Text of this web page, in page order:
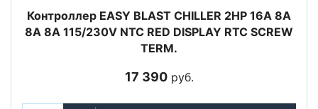
Контроллер EASY BLAST CHILLER 2HP 16A 8A
8A 8A 115/230V NTC RED DISPLAY RTC SCREW
TERM.
17 390руб.